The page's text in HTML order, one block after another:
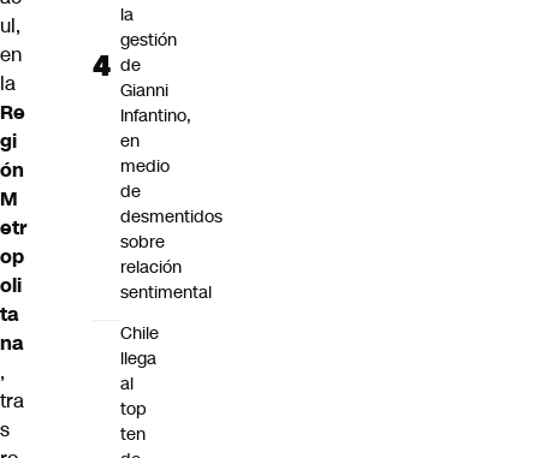
ul,
en
la
Re
gi
ón
M
etr
op
oli
ta
na
,
tra
s
la
gestión
de
Gianni
Infantino,
en
medio
de
desmentidos
sobre
relación
sentimental
Chile
llega
al
top
ten